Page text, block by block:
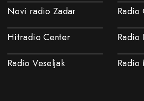
Novi radio Zadar Radio
Hitradio Center Radio
Radio Veseljak Radio